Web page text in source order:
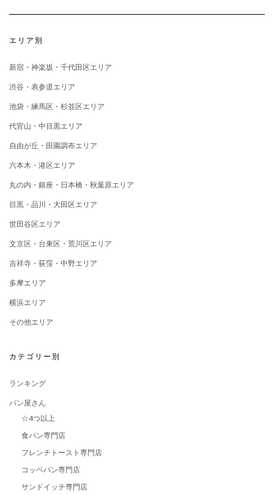
エリア別
新宿・神楽坂・千代田区エリア
渋谷・表参道エリア
池袋・練馬区・杉並区エリア
代官山・中目黒エリア
自由が丘・田園調布エリア
六本木・港区エリア
丸の内・銀座・日本橋・秋葉原エリア
目黒・品川・大田区エリア
世田谷区エリア
文京区・台東区・荒川区エリア
吉祥寺・荻窪・中野エリア
多摩エリア
横浜エリア
その他エリア
カテゴリー別
ランキング
パン屋さん
☆4つ以上
食パン専門店
フレンチトースト専門店
コッペパン専門店
サンドイッチ専門店